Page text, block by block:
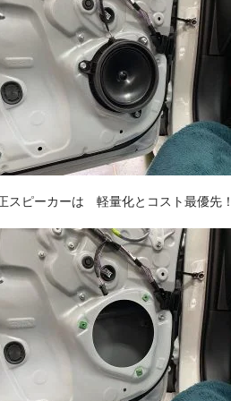
スピーカーは 軽量化とコスト最優先